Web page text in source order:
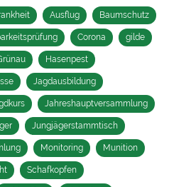
Ausflug Baumschutz
Corona gilde
Hasenpest
Jagdausbildung
Jahreshauptversammlung
Jungjägerstammtisch
Monitoring Munition
Schafkopfen